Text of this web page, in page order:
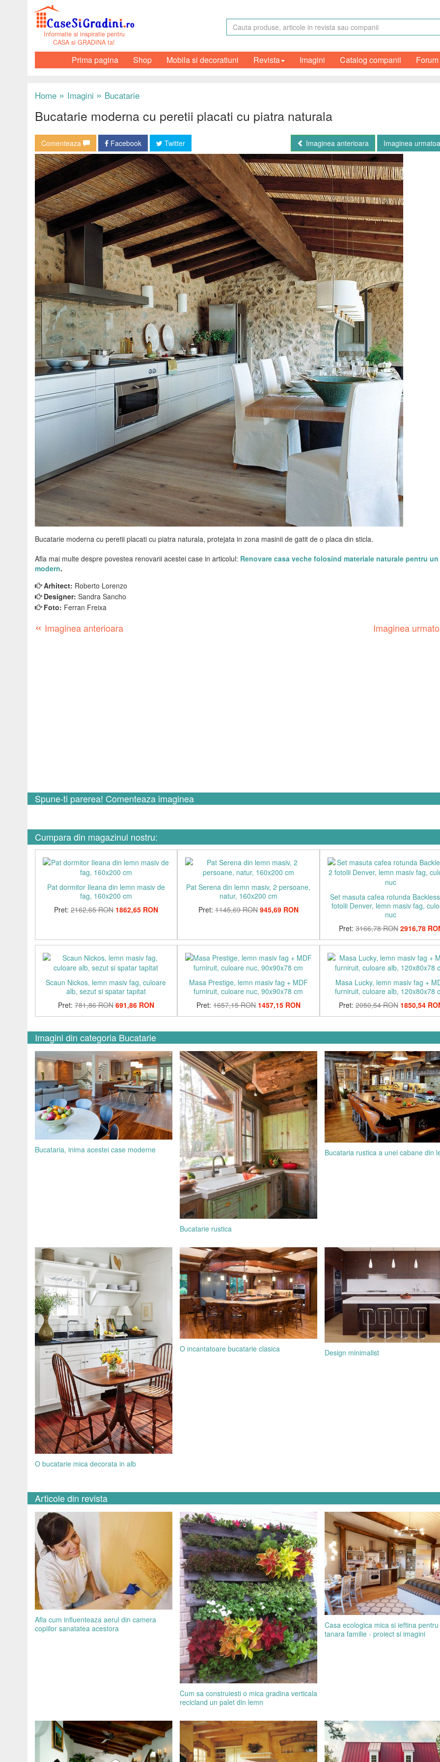
Informatie si inspiratie pentru
CASA si GRADINA ta!
Prima pagina Shop Mobila si decoratiuni Revista Imagini Catalog companii Forum
Home » Imagini » Bucatarie
Bucatarie moderna cu peretii placati cu piatra naturala
Comenteaza Facebook Twitter Imaginea anterioara Imaginea
Bucatarie moderna cu peretii placati cu piatra naturala, protejata in zona masinii de gatit de o placa din sticla.
Afla mai multe despre povestea renovarii acestei case in articolul: Renovare casa veche folosind materiale naturale pentru
modern.
Arhitect: Roberto Lorenzo
Designer: Sandra Sancho
Foto: Ferran Freixa
« Imaginea anterioara Imaginea
Spune-ti parerea! Comenteaza imaginea
Cumpara din magazinul nostru:
Pat dormitor Ileana din lemn masiv de
fag, 160x200 cm
Pret: 2162,65 RON 1862,65 RON
Pat Serena din lemn masiv, 2 persoane,
natur, 160x200 cm
Pret: 1145,69 RON 945,69 RON
Set masuta cafea rotunda
fotolii Denver, lemn masiv fag,
nuc
Pret: 3166,78 RON 2916,78
Scaun Nickos, lemn masiv fag, culoare
alb, sezut si spatar tapitat
Pret: 781,86 RON 691,86 RON
Masa Prestige, lemn masiv fag + MDF
furniruit, culoare nuc, 90x90x78 cm
Pret: 1657,15 RON 1457,15 RON
Masa Lucky, lemn masiv fag +
furniruit, culoare alb, 120x80x78
Pret: 2050,54 RON 1850,54
Imagini din categoria Bucatarie
Bucataria, inima acestei case moderne
Bucatarie rustica
Bucataria rustica a unei cabane din
O bucatarie mica decorata in alb
O incantatoare bucatarie clasica Design minimalist
Articole din revista
Afla cum influenteaza aerul din camera
copiilor sanatatea acestora
Cum sa construiesti o mica gradina verticala
recicland un palet din lemn
Casa ecologica mica si ieftina
tanara familie - proiect si imagini